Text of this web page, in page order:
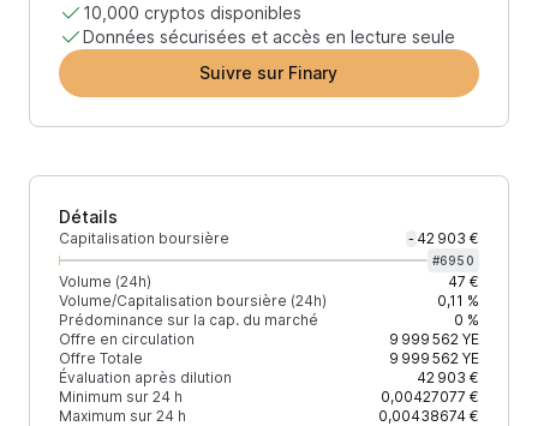
10,000 cryptos disponibles
Données sécurisées et accès en lecture seule
Suivre sur Finary
Détails
Capitalisation boursière - 42 903 €
#6950
Volume (24h)
47 €
Volume/Capitalisation boursière (24h)
0,11 %
Prédominance sur la cap. du marché
0 %
Offre en circulation
9 999 562YE
Offre Totale
9 999 562YE
Évaluation après dilution
42 903 €
Minimum sur 24 h
0,00427077 €
Maximum sur 24 h
0,00438674 €